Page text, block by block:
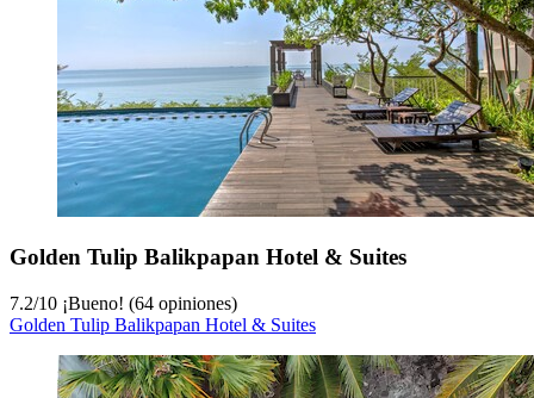
Golden Tulip Balikpapan Hotel & Suites
7.2/10 ¡Bueno! (64 opiniones)
Golden Tulip Balikpapan Hotel & Suites